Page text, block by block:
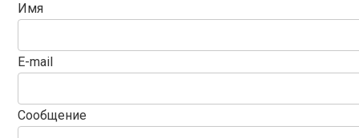
Имя
E-mail
Сообщение